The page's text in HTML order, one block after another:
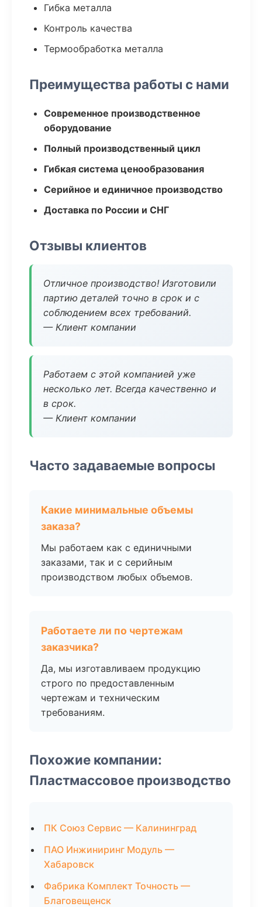
Гибка металла
Контроль качества
Термообработка металла
Преимущества работы с нами
Современное производственное
оборудование
Полный производственный цикл
Гибкая система ценообразования
Серийное и единичное производство
Доставка по России и СНГ
Отзывы клиентов
Отличное производство! Изготовили
партию деталей точно в срок и с
соблюдением всех требований.
— Клиент компании
Работаем с этой компанией уже
несколько лет. Всегда качественно и
в срок.
— Клиент компании
Часто задаваемые вопросы
Какие минимальные объемы
заказа?
Мы работаем как с единичными
заказами, так и с серийным
производством любых объемов.
Работаете ли по чертежам
заказчика?
Да, мы изготавливаем продукцию
строго по предоставленным
чертежам и техническим
требованиям.
Похожие компании:
Пластмассовое производство
ПК Союз Сервис — Калининград
ПАО Инжиниринг Модуль —
Хабаровск
Фабрика Комплект Точность —
Благовещенск